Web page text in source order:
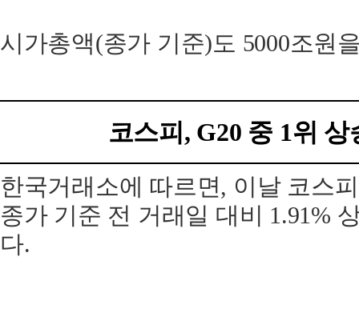
시가총액(종가 기준)도 5000조원
코스피, G20 중 1위
한국거래소에 따르면, 이날 코스
종가 기준 전 거래일 대비 1.91%
다.